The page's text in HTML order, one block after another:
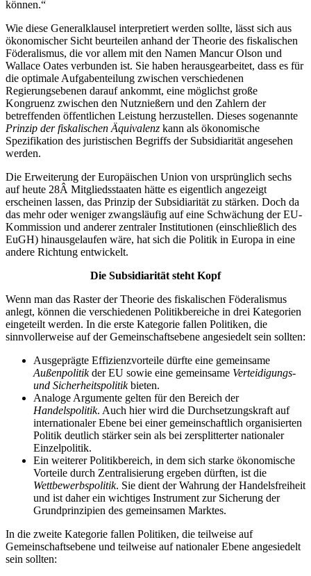
können.“
Wie diese Generalklausel interpretiert werden sollte, lässt sich aus
ökonomischer Sicht beurteilen anhand der Theorie des fiskalischen
Föderalismus, die vor allem mit den Namen Mancur Olson und
Wallace Oates verbunden ist. Sie haben herausgearbeitet, dass es für
die optimale Aufgabenteilung zwischen verschiedenen
Regierungsebenen darauf ankommt, eine möglichst große
Kongruenz zwischen den Nutznießern und den Zahlern der
betreffenden öffentlichen Leistung herzustellen. Dieses sogenannte
Prinzip der fiskalischen Äquivalenz kann als ökonomische
Spezifikation des juristischen Begriffs der Subsidiarität angesehen
werden.
Die Erweiterung der Europäischen Union von ursprünglich sechs
auf heute 28Â Mitgliedsstaaten hätte es eigentlich angezeigt
erscheinen lassen, das Prinzip der Subsidiarität zu stärken. Doch da
das mehr oder weniger zwangsläufig auf eine Schwächung der EU-
Kommission und anderer zentraler Institutionen (einschließlich des
EuGH) hinausgelaufen wäre, hat sich die Politik in Europa in eine
andere Richtung entwickelt.
Die Subsidiarität steht Kopf
Wenn man das Raster der Theorie des fiskalischen Föderalismus
anlegt, können die verschiedenen Politikbereiche in drei Kategorien
eingeteilt werden. In die erste Kategorie fallen Politiken, die
sinnvollerweise auf der Gemeinschaftsebene angesiedelt sein sollten:
Ausgeprägte Effizienzvorteile dürfte eine gemeinsame
Außenpolitikder EU sowie eine gemeinsame Verteidigungs-
und Sicherheitspolitikbieten.
Analoge Argumente gelten für den Bereich der
Handelspolitik. Auch hier wird die Durchsetzungskraft auf
internationaler Ebene bei einer gemeinschaftlich organisierten
Politik deutlich stärker sein als bei zersplitterter nationaler
Einzelpolitik.
Ein weiterer Politikbereich, in dem sich starke ökonomische
Vorteile durch Zentralisierung ergeben dürften, ist die
Wettbewerbspolitik. Sie dient der Wahrung der Handelsfreiheit
und ist daher ein wichtiges Instrument zur Sicherung der
Grundprinzipien des gemeinsamen Marktes.
In die zweite Kategorie fallen Politiken, die teilweise auf
Gemeinschaftsebene und teilweise auf nationaler Ebene angesiedelt
sein sollten: